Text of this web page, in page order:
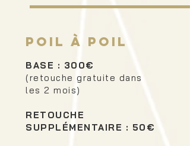
Poil à Poil
BASE : 300€
(retouche gratuite dans
les 2 mois)
RETOUCHE
SUPPLÉMENTAIRE : 50€